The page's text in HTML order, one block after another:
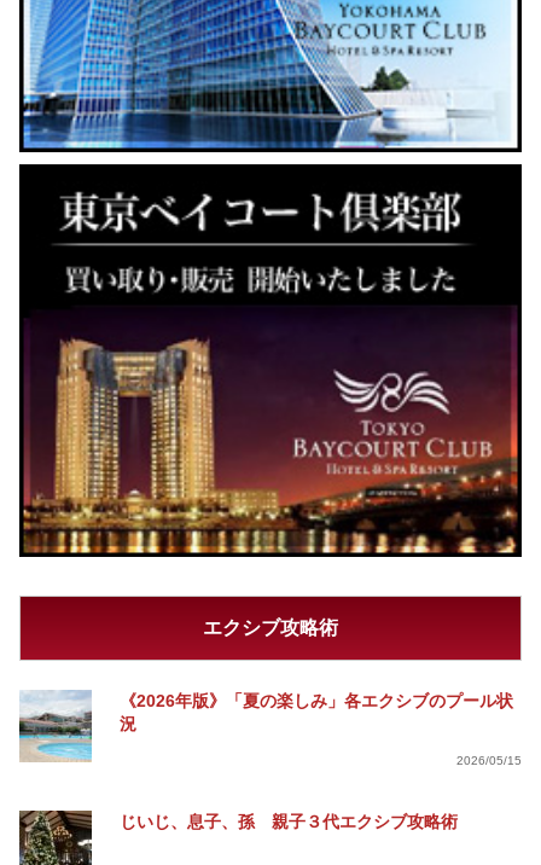
エクシブ攻略術
《2026年版》「夏の楽しみ」各エクシブのプール状
況
2026/05/15
じいじ、息子、孫 親子３代エクシブ攻略術